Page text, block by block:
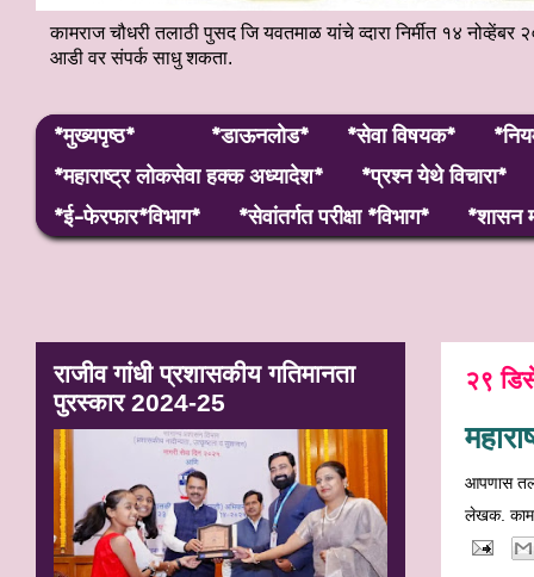
कामराज चौधरी तलाठी पुसद जि यवतमाळ यांचे व्दारा निर्मीत १४
आडी वर संपर्क साधु शकता.
*मुख्यपृष्ठ* *डाऊनलोड* *सेवा विषयक*
*महाराष्ट्र लाेकसेवा हक्क अध्यादेश*
*प्रश्न येथे विचारा*
*ई-फेरफार*विभाग*
*सेवांतर्गत परीक्षा *विभाग* *शासन
२९
आपणास
लेखक.
राजीव गांधी प्रशासकीय गतिमानता
पुरस्कार 2024-25